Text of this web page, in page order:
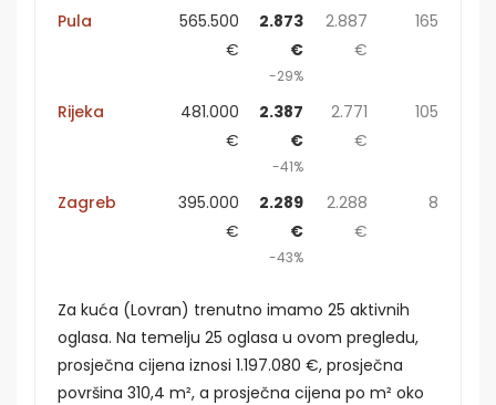
Pula
565.500
€
2.873
€
-29%
2.887
€
165
Rijeka
481.000
€
2.387
€
-41%
2.771
€
105
Zagreb
395.000
€
2.289
€
-43%
2.288
€
8
Za kuća (Lovran) trenutno imamo 25 aktivnih
oglasa. Na temelju 25 oglasa u ovom pregledu,
prosječna cijena iznosi 1.197.080 €, prosječna
površina 310,4 m², a prosječna cijena po m² oko